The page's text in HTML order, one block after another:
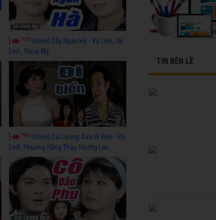
3770 Video] Dãy Ngân Hà - Vũ Linh, Tài
Linh, Thoại Mỹ
3966Video] Cải Lương Xưa Đi Biển - Vũ
Linh, Phương Hồng Thủy, Hương Lan,
Thanh Hằng
TIN BÊN LỀ